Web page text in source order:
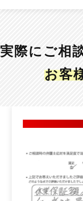
実際にご相
お客